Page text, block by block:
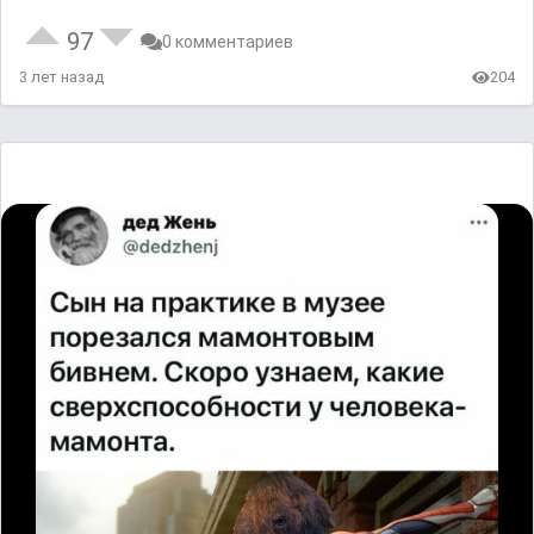
97 0 комментариев
3 лет назад 204